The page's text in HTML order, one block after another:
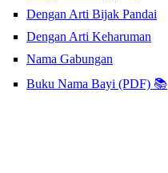
Dengan Arti Bijak Pandai
Dengan Arti Keharuman
Nama Gabungan
Buku Nama Bayi (PDF) 📚